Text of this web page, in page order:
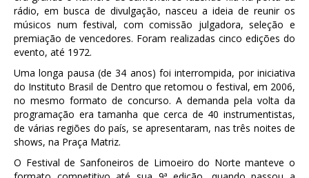
rádio, em busca de divulgação, nasceu a ideia de reunir os
músicos num festival, com comissão julgadora, seleção e
premiação de vencedores. Foram realizadas cinco edições do
evento, até 1972.
Uma longa pausa (de 34 anos) foi interrompida, por iniciativa
do Instituto Brasil de Dentro que retomou o festival, em 2006,
no mesmo formato de concurso. A demanda pela volta da
programação era tamanha que cerca de 40 instrumentistas,
de várias regiões do país, se apresentaram, nas três noites de
shows, na Praça Matriz.
O Festival de Sanfoneiros de Limoeiro do Norte manteve o